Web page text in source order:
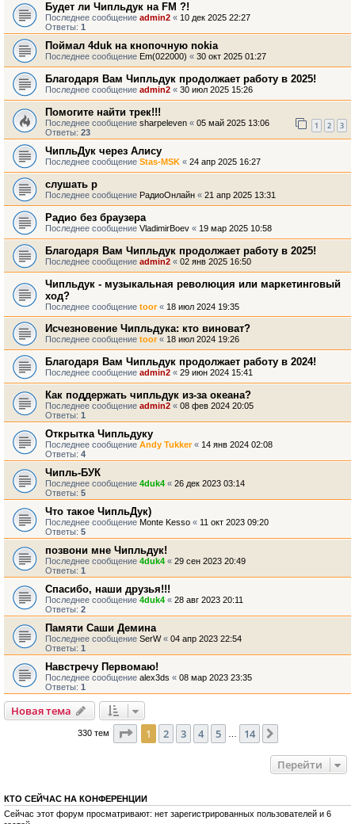
Будет ли Чипльдук на FM ?!
Последнее сообщение admin2 « 10 дек 2025 22:27
Ответы: 1
Поймал 4duk на кнопочную nokia
Последнее сообщение Em(022000) « 30 окт 2025 01:27
Благодаря Вам Чипльдук продолжает работу в 2025!
Последнее сообщение admin2 « 30 июл 2025 15:26
Помогите найти трек!!!
Последнее сообщение sharpeleven « 05 май 2025 13:06
Ответы: 23
1 2 3
ЧипльДук через Алису
Последнее сообщение Stas-MSK « 24 апр 2025 16:27
слушать р
Последнее сообщение РадиоОнлайн « 21 апр 2025 13:31
Радио без браузера
Последнее сообщение VladimirBoev « 19 мар 2025 10:58
Благодаря Вам Чипльдук продолжает работу в 2025!
Последнее сообщение admin2 « 02 янв 2025 16:50
Чипльдук - музыкальная революция или маркетинговый
ход?
Последнее сообщение toor« 18 июл 2024 19:35
Исчезновение Чипльдука: кто виноват?
Последнее сообщение toor « 18 июл 2024 19:26
Благодаря Вам Чипльдук продолжает работу в 2024!
Последнее сообщение admin2 « 29 июн 2024 15:41
Как поддержать чипльдук из-за океана?
Последнее сообщение admin2 « 08 фев 2024 20:05
Ответы: 1
Открытка Чипльдуку
Последнее сообщение Andy Tukker« 14 янв 2024 02:08
Ответы: 4
Чипль-БУК
Последнее сообщение 4duk4 « 26 дек 2023 03:14
Ответы: 5
Что такое ЧипльДук)
Последнее сообщение Monte Kesso « 11 окт 2023 09:20
Ответы: 5
позвони мне Чипльдук!
Последнее сообщение 4duk4 « 29 сен 2023 20:49
Ответы: 1
Спасибо, наши друзья!!!
Последнее сообщение 4duk4 « 28 авг 2023 20:11
Ответы: 2
Памяти Саши Демина
Последнее сообщение SerW« 04 апр 2023 22:54
Ответы: 1
Навстречу Первомаю!
Последнее сообщение alex3ds « 08 мар 2023 23:35
Ответы: 1
Новая тема
330 тем Страница из 14
1 2 3 4 5 14
Перейти
КТО СЕЙЧАС НА КОНФЕРЕНЦИИ
Сейчас этот форум просматривают: нет зарегистрированных пользователей и 6